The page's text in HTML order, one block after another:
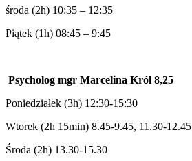
środa (2h) 10:35 – 12:35
Piątek (1h) 08:45 – 9:45
Psycholog mgr Marcelina Król 8,25
Poniedziałek (3h) 12:30-15:30
Wtorek (2h 15min) 8.45-9.45, 11.30-12.45
Środa (2h) 13.30-15.30